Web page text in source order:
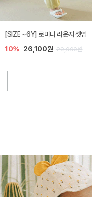
[SIZE ~6Y] 로미나 라운지 셋업
10% 26,100원 29,000원